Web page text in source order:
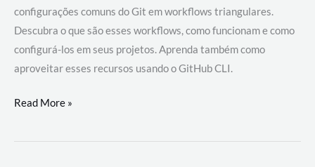
configurações comuns do Git em workflows triangulares.
Descubra o que são esses workflows, como funcionam e como
configurá-los em seus projetos. Aprenda também como
aproveitar esses recursos usando o GitHub CLI.
GitHub
revoluciona
Read More »